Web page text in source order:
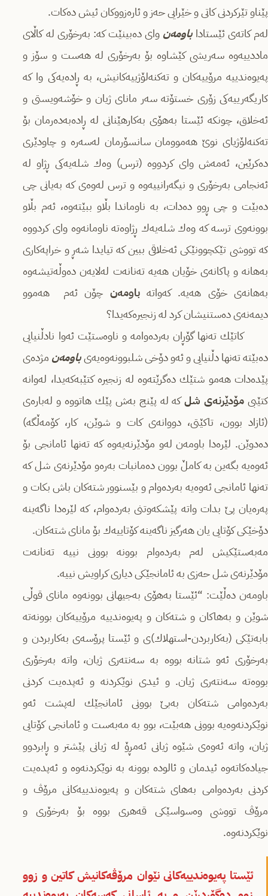
پێناو تێركردنی كاتی و خێرایی حەز و ئارەزووكان ئیش دەكات.
لەم كاتەی ئێستاداباومەن وای دەبینێت كە: بەرخۆری لە كاڵای
ماددییەوە سەریشی كێشاوە بۆ بەرخۆری لە ھەست و سۆز و
پەیوەندییە مرۆییەكان و تەكنەلۆژییەكانیش، بە ڕادەیەكی وا كە
كاریگەرییەكی زۆری خستۆتە سەر مانای ژیان و خۆشەویستی و
ئەخلاق، چونكە ئێستا بەھۆی بەكارھێنانی لە ڕادەبەدەرمان بۆ
تەكنەلۆژیای نوێ ھەموومان سانسۆرمان لەسەرە و چاودێری
دەكرێین، ئەمەش وای كردووە (ترس) وەك شلەیەكی ڕژاو لە
ئەنجامی بەرخۆری و نیگەرانییەوە و ترس لەوەی كە بەیانی چی
دەبێت و چی ڕوو دەدات، بە ناوماندا بڵاو ببێتەوە، ئەم بڵاو
بوونەوی ترسە كە وەك شلەیەك ڕژاوەتە ناومانەوە وای كردووە
كە تووشی تێكچوونێكی ئەخلاقی ببین كە تیایدا شەڕ و خراپەكاری
بەھانە و پاكانەی خۆیان ھەیە تەنانەت لەلایەن دەوڵەتیشەوە
بەھانەی خۆی ھەیە. كەواتەباومەن چۆن ئەم ھەموو
دیمەنەی دەستنیشان كرد لە زنجیرەكەیدا؟
كاتێك تەنھا گۆڕان بەردەوامە و ناوەستێت ئەوا نادڵنیایی
دەبێتە تەنھا دڵنیایی و ئەو دۆخی شلبوونەوەیەیباومەن مژدەی
پێدەدات ھەمو شتێك دەگرێتەوە لە زنجیرە كتێبەكەیدا، لەوانە
كتێبی مۆدێرنەی شلكە لە پێنج بەش پێك ھاتووە و لەبارەی
(ئازاد بوون، تاكێتی، دووانەی كات و شوێن، كار، كۆمەڵگە)
دەدوێن. لێرەدا باومەن لەو مۆدێرنەیەوە كە تەنھا ئامانجی بۆ
ئەوەیە بگەین بە كامڵ بوون دەمانبات بەرەو مۆدێرنەی شل كە
تەنھا ئامانجی ئەوەیە بەردەوام و بێسنوور شتەكان باش بكات و
پەرەیان پێ بدات واتە پێشكەوتنی بەردەوام، كە لێرەدا ناگەینە
دۆخێكی كۆتایی یان ھەرگیز ناگەینە كۆتاییەك بۆ مانای شتەكان.
مەبەستێكیش لەم بەردەوام بوونە بوونی نییە تەنانەت
مۆدێرنەی شل حەزی بە ئامانجێكی دیاری كراویش نییە.
باومەن دەڵێت: “ئێستا بەھۆی بەجیھانی بوونەوە مانای قوڵی
شوێن و بەھاكان و شتەكان و پەیوەندییە مرۆییەكان بوونەتە
بابەتێكی (بەکاربردن-استھلاك)ی و ئێستا پرۆسەی بەكاربردن و
بەرخۆری ئەو شتانە بووە بە سەنتەری ژیان، واتە بەرخۆری
بووەتە سەنتەری ژیان. و ئیدی نوێكردنە و ئەپدەیت كردنی
بەردەوامی شتەكان بەبێ بوونی ئامانجێك لەپشت ئەو
نوێكردنەوەیە بوونی ھەبێت، بوو بە مەبەست و ئامانجی كۆتایی
ژیان، واتە ئەوەی شێوە ژیانی ئەمڕۆ لە ژیانی پێشتر و ڕابردوو
جیادەكاتەوە ئیدمان و ئالودە بوونە بە نوێكردنەوە و ئەپدەیت
كردنی بەردەوامی بەھای شتەكان و پەیوەندییەكانی مرۆڤ و
مرۆڤ تووشی وەسواسێكی قەھری بووە بۆ بەرخۆری و
نوێكردنەوە.
ئێستا پەیوەندییەكانی نێوان مرۆڤەكانیش كاتین و زوو